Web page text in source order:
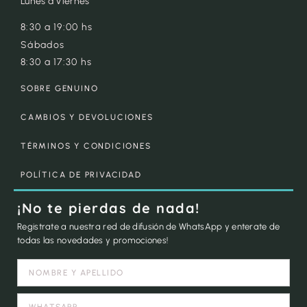
8:30 a 19:00 hs
Sábados
8:30 a 17:30 hs
SOBRE GENUINO
CAMBIOS Y DEVOLUCIONES
TÉRMINOS Y CONDICIONES
POLÍTICA DE PRIVACIDAD
¡No te pierdas de nada!
Registrate a nuestra red de difusión de WhatsApp y enterate de
todas las novedades y promociones!